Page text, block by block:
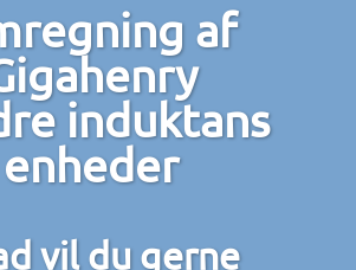
af
induktans
enheder
vil du gerne